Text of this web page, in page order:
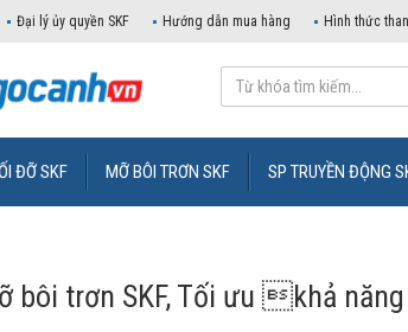
Đại lý ủy quyền SKF Hướng dẫn mua hàng Hình thức
ĐỠ SKF MỠ BÔI TRƠN SKF SP TRUYỀN ĐỘNG
bôi trơn SKF, Tối ưu khả